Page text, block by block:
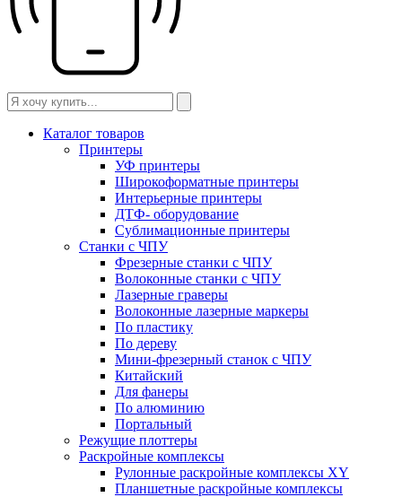
Каталог товаров
Принтеры
УФ принтеры
Широкоформатные принтеры
Интерьерные принтеры
ДТФ- оборудование
Сублимационные принтеры
Станки с ЧПУ
Фрезерные станки с ЧПУ
Волоконные станки с ЧПУ
Лазерные граверы
Волоконные лазерные маркеры
По пластику
По дереву
Мини-фрезерный станок с ЧПУ
Китайский
Для фанеры
По алюминию
Портальный
Режущие плоттеры
Раскройные комплексы
Рулонные раскройные комплексы XY
Планшетные раскройные комплексы